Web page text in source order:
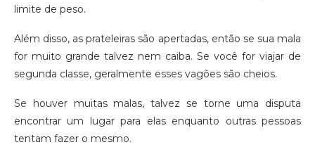
limite de peso.
Além disso, as prateleiras são apertadas, então se sua mala
for muito grande talvez nem caiba. Se você for viajar de
segunda classe, geralmente esses vagões são cheios.
Se houver muitas malas, talvez se torne uma disputa
encontrar um lugar para elas enquanto outras pessoas
tentam fazer o mesmo.